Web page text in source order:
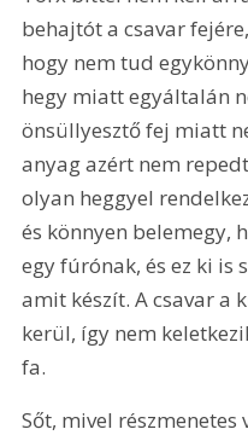
behajtót a csavar
hogy nem tud
hegy miatt egyáltalán
önsüllyesztő fej miatt
anyag azért nem
olyan heggyel
és könnyen belemegy,
egy fúrónak, és ez ki is
amit készít. A csavar a
kerül, így nem
fa.
Sőt, mivel